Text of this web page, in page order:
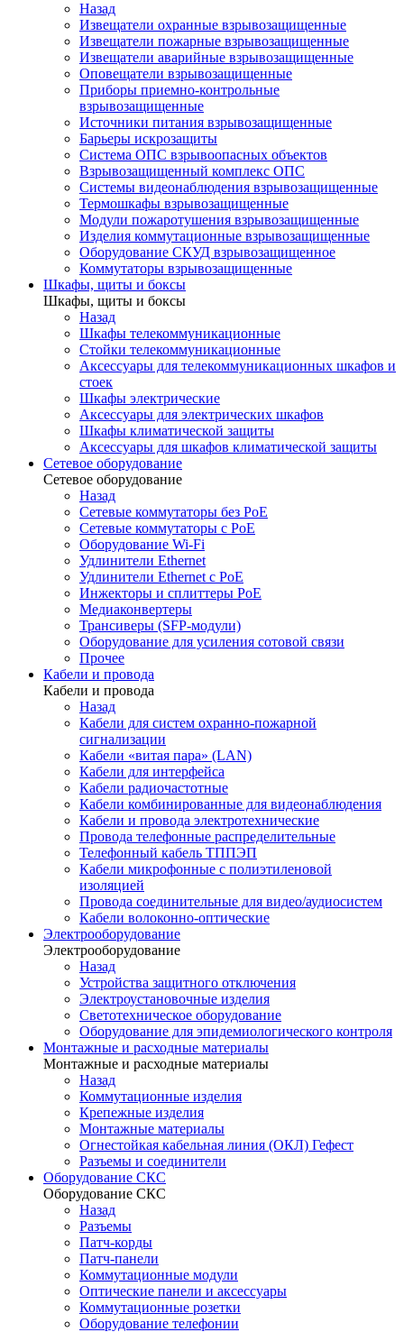
Назад
Извещатели охранные взрывозащищенные
Извещатели пожарные взрывозащищенные
Извещатели аварийные взрывозащищенные
Оповещатели взрывозащищенные
Приборы приемно-контрольные
взрывозащищенные
Источники питания взрывозащищенные
Барьеры искрозащиты
Система ОПС взрывоопасных объектов
Взрывозащищенный комплекс ОПС
Системы видеонаблюдения взрывозащищенные
Термошкафы взрывозащищенные
Модули пожаротушения взрывозащищенные
Изделия коммутационные взрывозащищенные
Оборудование СКУД взрывозащищенное
Коммутаторы взрывозащищенные
Шкафы, щиты и боксы
Шкафы, щиты и боксы
Назад
Шкафы телекоммуникационные
Стойки телекоммуникационные
Аксессуары для телекоммуникационных шкафов и
стоек
Шкафы электрические
Аксессуары для электрических шкафов
Шкафы климатической защиты
Аксессуары для шкафов климатической защиты
Сетевое оборудование
Сетевое оборудование
Назад
Сетевые коммутаторы без PoE
Сетевые коммутаторы с PoE
Оборудование Wi-Fi
Удлинители Ethernet
Удлинители Ethernet с PoE
Инжекторы и сплиттеры PoE
Медиаконвертеры
Трансиверы (SFP-модули)
Оборудование для усиления сотовой связи
Прочее
Кабели и провода
Кабели и провода
Назад
Кабели для систем охранно-пожарной
сигнализации
Кабели «витая пара» (LAN)
Кабели для интерфейса
Кабели радиочастотные
Кабели комбинированные для видеонаблюдения
Кабели и провода электротехнические
Провода телефонные распределительные
Телефонный кабель ТППЭП
Кабели микрофонные с полиэтиленовой
изоляцией
Провода соединительные для видео/аудиосистем
Кабели волоконно-оптические
Электрооборудование
Электрооборудование
Назад
Устройства защитного отключения
Электроустановочные изделия
Светотехническое оборудование
Оборудование для эпидемиологического контроля
Монтажные и расходные материалы
Монтажные и расходные материалы
Назад
Коммутационные изделия
Крепежные изделия
Монтажные материалы
Огнестойкая кабельная линия (ОКЛ) Гефест
Разъемы и соединители
Оборудование СКС
Оборудование СКС
Назад
Разъемы
Патч-корды
Патч-панели
Коммутационные модули
Оптические панели и аксессуары
Коммутационные розетки
Оборудование телефонии